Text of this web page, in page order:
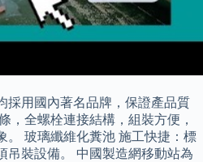
採用國內著名品牌，保證產品質
，全螺栓連接結構，組裝方便，
。 玻璃纖維化糞池 施工快捷：標
吊裝設備。 中國製造網移動站為